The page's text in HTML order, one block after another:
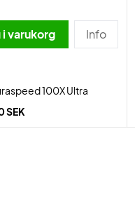
i varukorg Info
100X Ultra
SEK